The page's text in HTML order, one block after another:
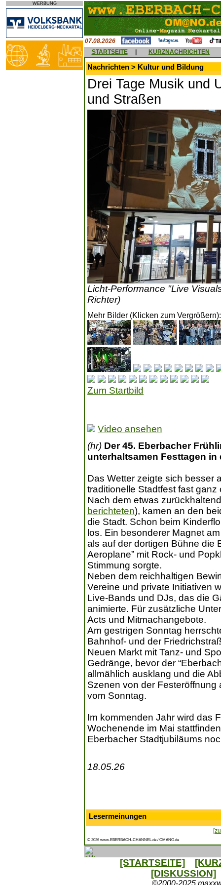
WERBUNG
07.08.2026
STARTSEITE
KURZNACHRICHTEN
Nachrichten > Kultur und Bildung
Drei Tage Musik und
und Straßen
Licht-Performance "Live
Richter)
Mehr Bilder (Klicken zum Vergrößern):
Zum Startbild
Video ansehen
(hr) Der 45. Eberbacher
unterhaltsamen Festtagen
Das Wetter zeigte sich besser
traditionelle Stadtfest fast
Nach dem etwas
berichteten), kamen an den
die Stadt. Schon beim
los. Ein besonderer Magnet
als auf der dortigen Bühne die
Aeroplane” mit Rock- und
Stimmung sorgte.
Neben dem reichhaltigen
Vereine und private Initiativen
Live-Bands und DJs, das die
animierte. Für zusätzliche
Acts und Mitmachangebote.
Am gestrigen Sonntag
Bahnhof- und der
Neuen Markt mit Tanz- und
Gedränge, bevor der
allmählich ausklang und die
Szenen von der
vom Sonntag.
Im kommenden Jahr wird das
Wochenende im Mai
Eberbacher Stadtjubiläums
18.05.26
Lesermeinungen
© 2026 www.EBERBACH-CHANNEL.de / OMANO.de
[STARTSEITE]
[DISKUSSION]
©2000-2025